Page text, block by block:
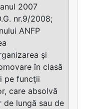
2007
nr.9/2008;
ANFP
şi
în clasă
pe funcţii
care absolvă
lungă sau de